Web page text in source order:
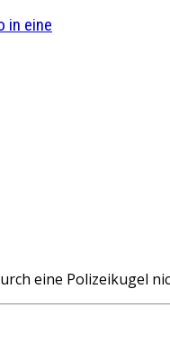
in eine
eine Polizeikugel